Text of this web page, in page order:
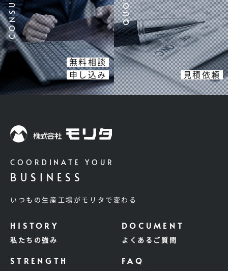
無料相談
申し込み
見積依頼
COORDINATE YOUR
BUSINESS
いつもの生産工場がモリタで変わる
私たちの強み よくあるご質問